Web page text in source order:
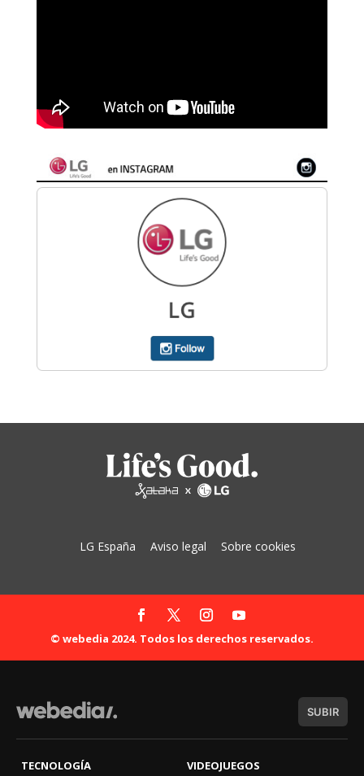
LG España Aviso legal Sobre cookies
© webedia 2024. Todos los derechos reservados.
SUBIR
TECNOLOGÍA
VIDEOJUEGOS